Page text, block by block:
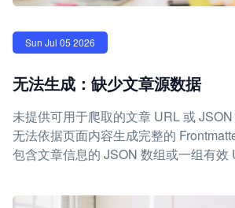
Sun Jul 05 2026
无法生成：缺少文章源数据
未提供可用于爬取的文章 URL 或
无法依据页面内容生成完整的
包含文章信息的 JSON 数组或一组有效